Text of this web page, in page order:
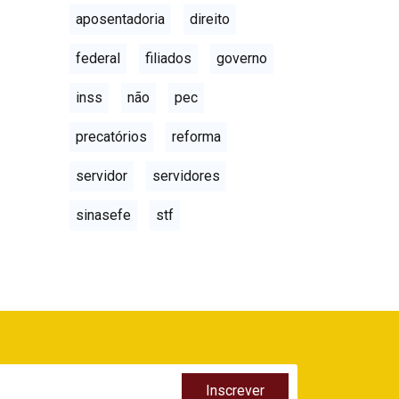
aposentadoria direito
federal filiados governo
inss não pec
precatórios reforma
servidor servidores
sinasefe stf